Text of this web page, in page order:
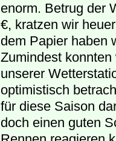
enorm. Betrug der
€, kratzen wir
dem Papier haben
Zumindest
unserer
optimistisch
für diese Saison
doch einen guten